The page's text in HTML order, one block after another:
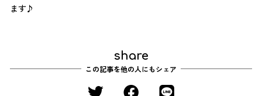
ます♪
share
この記事を他の人にもシェア